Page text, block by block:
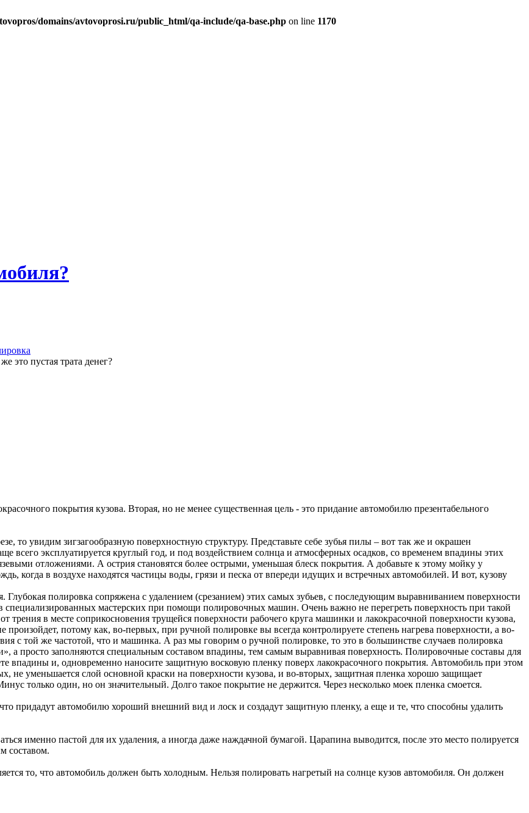
domains/avtovoprosi.ru/public_html/qa-include/qa-base.php on line 1170
это пустая трата денег?
покрытия кузова. Вторая, но не менее существенная цель - это придание автомобилю презентабельного
то увидим зигзагообразную поверхностную структуру. Представьте себе зубья пилы – вот так же и окрашен
всего эксплуатируется круглый год, и под воздействием солнца и атмосферных осадков, со временем впадины этих
отложениями. А острия становятся более острыми, уменьшая блеск покрытия. А добавьте к этому мойку у
когда в воздухе находятся частицы воды, грязи и песка от впереди идущих и встречных автомобилей. И вот, кузову
Глубокая полировка сопряжена с удалением (срезанием) этих самых зубьев, с последующим выравниванием поверхности
мастерских при помощи полировочных машин. Очень важно не перегреть поверхность при такой
в месте соприкосновения трущейся поверхности рабочего круга машинки и лакокрасочной поверхности кузова,
потому как, во-первых, при ручной полировке вы всегда контролируете степень нагрева поверхности, а во-
с той же частотой, что и машинка. А раз мы говорим о ручной полировке, то это в большинстве случаев полировка
а просто заполняются специальным составом впадины, тем самым выравнивая поверхность. Полировочные составы для
впадины и, одновременно наносите защитную восковую пленку поверх лакокрасочного покрытия. Автомобиль при этом
не уменьшается слой основной краски на поверхности кузова, и во-вторых, защитная пленка хорошо защищает
только один, но он значительный. Долго такое покрытие не держится. Через несколько моек пленка смоется.
придадут автомобилю хороший внешний вид и лоск и создадут защитную пленку, а еще и те, что способны удалить
именно пастой для их удаления, а иногда даже наждачной бумагой. Царапина выводится, после это место полируется
составом.
то, что автомобиль должен быть холодным. Нельзя полировать нагретый на солнце кузов автомобиля. Он должен